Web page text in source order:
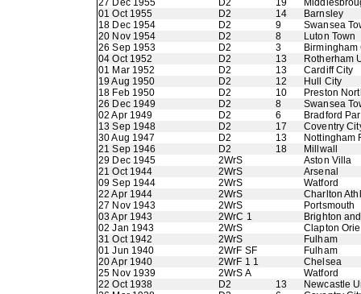
27 Dec 1955
D2 19
01 Oct 1955
D2 14
Barnsley
18 Dec 1954
D2 9
Swansea
20 Nov 1954
D2 8
Luton Town
26 Sep 1953
D2 3
Birmingham
04 Oct 1952
D2 13
Rotherham
01 Mar 1952
D2 13
Cardiff City
19 Aug 1950
D2 12
Hull City
18 Feb 1950
D2 10
Preston
26 Dec 1949
D2 8
Swansea
02 Apr 1949
D2 6
Bradford
13 Sep 1948
D2 17
Coventry
30 Aug 1947
D2 13
Nottingham
21 Sep 1946
D2 18
Millwall
29 Dec 1945
2WrS
Aston Villa
21 Oct 1944
2WrS
Arsenal
09 Sep 1944
2WrS
Watford
22 Apr 1944
2WrS
Charlton
27 Nov 1943
2WrS
Portsmouth
03 Apr 1943
2WrC 1
Brighton
02 Jan 1943
2WrS
Clapton
31 Oct 1942
2WrS
Fulham
01 Jun 1940
2WrF SF
Fulham
20 Apr 1940
2WrF 1 1
Chelsea
25 Nov 1939
2WrS A
Watford
22 Oct 1938
D2 13
Newcastle